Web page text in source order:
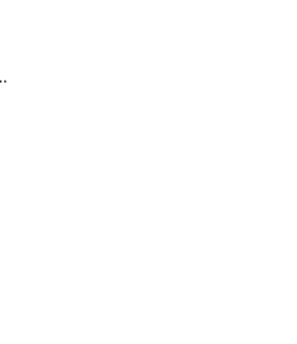
postacie i zdarzenia